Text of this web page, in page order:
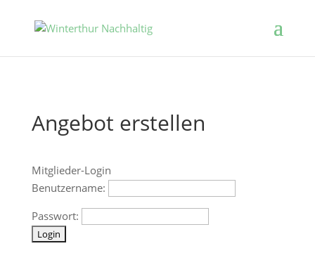
Angebot erstellen
Mitglieder-Login
Benutzername:
Passwort: